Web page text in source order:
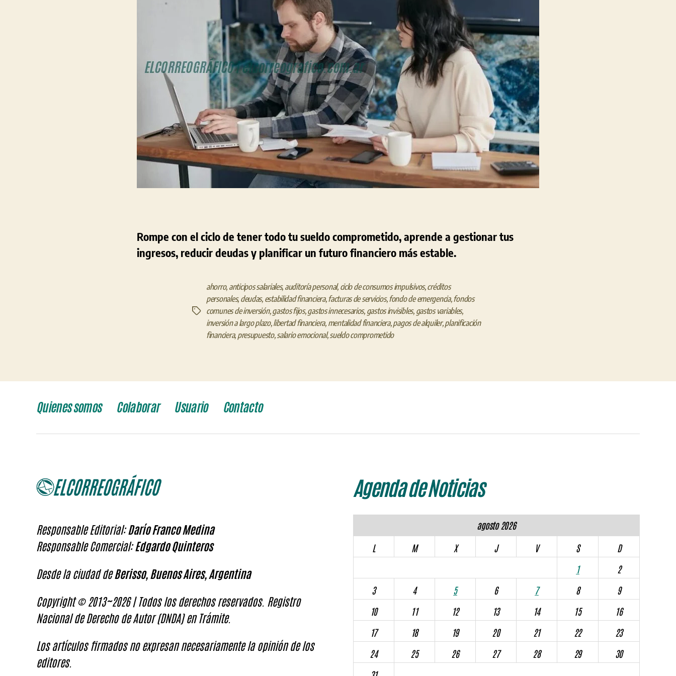
Rompe con el ciclo de tener todo tu sueldo comprometido, aprende a gestionar tus
ingresos, reducir deudas y planificar un futuro financiero más estable.
Etiquetas
ahorro, anticipos salariales, auditoría personal, ciclo de consumos impulsivos,créditos
personales, deudas, estabilidad financiera,facturas de servicios,fondo de emergencia,fondos
comunes de inversión,gastos fijos,gastos innecesarios, gastos invisibles, gastos variables,
inversión a largo plazo,libertad financiera, mentalidad financiera,pagos de alquiler,planificación
financiera, presupuesto,salario emocional,sueldo comprometido
Quienes somos Colaborar Usuario Contacto
Responsable Editorial:Darío Franco Medina
Responsable Comercial:Edgardo Quinteros
Desde la ciudad deBerisso, Buenos Aires, Argentina
Copyright © 2013~2026 | Todos los derechos reservados. Registro
Nacional de Derecho de Autor (DNDA) en Trámite.
Los artículos firmados no expresan necesariamente la opinión de los
editores.
Agenda de Noticias
agosto 2026
L
M X J V S
D
1
2
3
4 5 6 7 8
9
10
11 12 13 14 15
16
17
18 19 20 21 22
23
24
25 26 27 28 29
30